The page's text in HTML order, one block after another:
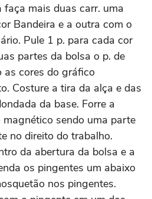
faça mais duas carr. uma
Bandeira e a outra com o
Pule 1 p. para cada cor
partes da bolsa o p. de
as cores do gráfico
Costure a tira da alça e das
da base. Forre a
sendo uma parte
no direito do trabalho.
da abertura da bolsa e a
os pingentes um abaixo
nos pingentes.